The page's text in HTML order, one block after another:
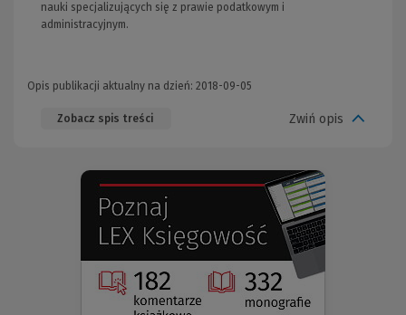
nauki specjalizujących się z prawie podatkowym i
administracyjnym.
Opis publikacji aktualny na dzień: 2018-09-05
Zobacz spis treści Zwiń opis